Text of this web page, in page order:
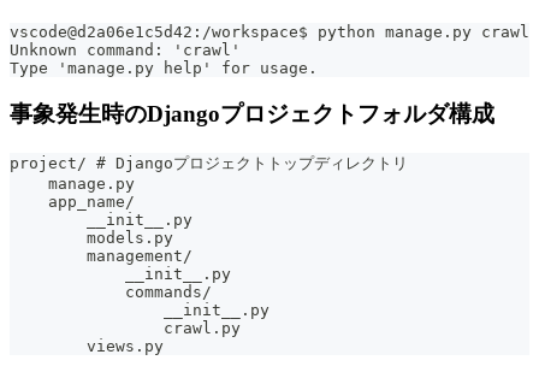
vscode@d2a06e1c5d42:/workspace$ python manage.py crawl
Unknown command: 'crawl'
Type 'manage.py help' for usage.
事象発生時のDjangoプロジェクトフォルダ構成
project/ # Djangoプロジェクトトップディレクトリ
    manage.py
    app_name/
        __init__.py
        models.py
        management/
            __init__.py
            commands/
                __init__.py
                crawl.py
        views.py